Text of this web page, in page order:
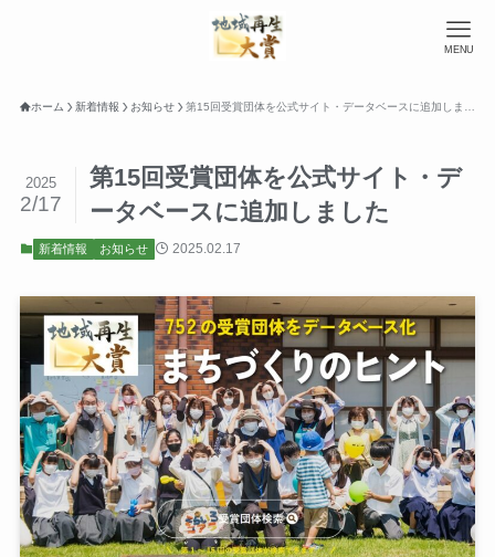
MENU
ホーム 新着情報 お知らせ
第15回受賞団体を公式サイト・デ
ータベースに追加しました
2025
2/17
新着情報 お知らせ 2025.02.17